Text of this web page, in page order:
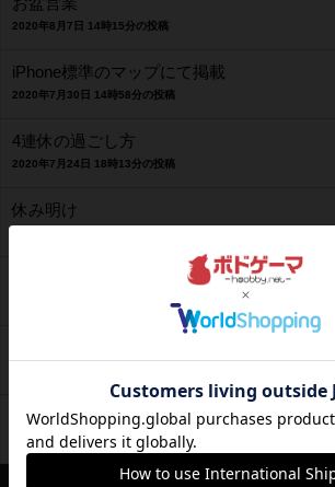
2020年8月7日 14時15分の投稿
iPhone標準のマップにて掲載
2020年7月30日 14時58分の投稿
4連休の過ごし方
2020年7月24日 18時13分の投稿
休み明け
2020年7月16日 23時19分の投稿
2歳からでも
2020年7月12日 13時17分の投稿